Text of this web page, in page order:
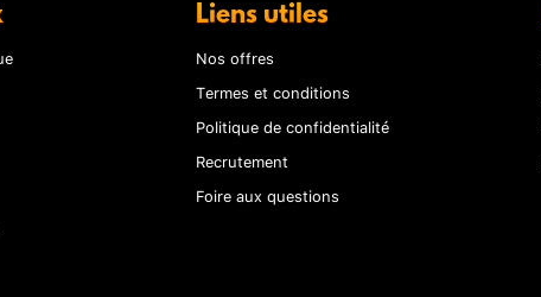
Liens utiles
Nos offres
Termes et conditions
Politique de confidentialité
Recrutement
Foire aux questions